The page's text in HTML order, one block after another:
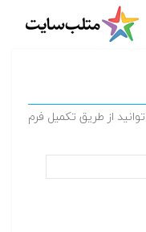
از طریق تکمیل فرم